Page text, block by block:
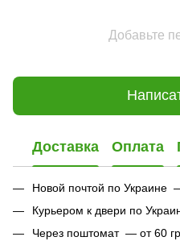
Добавьте
Доставка Оплата
Новой почтой по Украине
Курьером к двери по
Через поштомат — от 60